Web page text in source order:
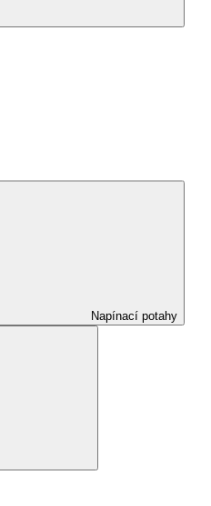
Napínací potahy